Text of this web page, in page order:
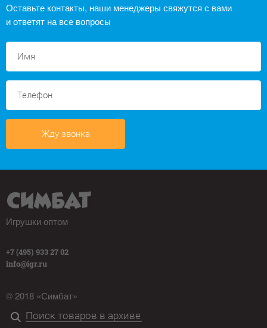
Оставьте контакты, наши менеджеры свяжутся с вами
и ответят на все вопросы
Жду звонка
Игрушки оптом
+7 (495) 933 27 02
info@igr.ru
© 2018 «Симбат»